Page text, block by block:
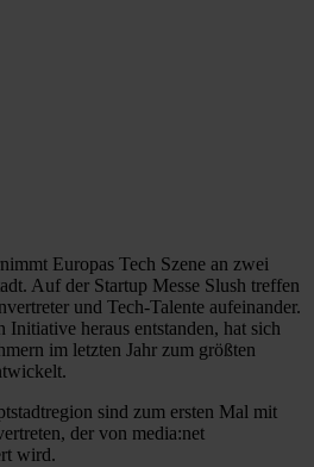
Europas Tech Szene an zwei
Auf der Startup Messe Slush treffen
und Tech-Talente aufeinander.
Initiative heraus entstanden, hat sich
im letzten Jahr zum größten
sind zum ersten Mal mit
der von media:net
wird.